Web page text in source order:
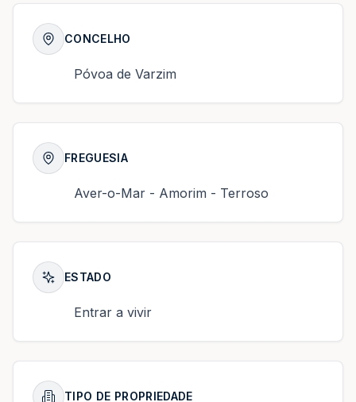
CONCELHO
Póvoa de Varzim
FREGUESIA
Aver-o-Mar - Amorim - Terroso
ESTADO
Entrar a vivir
TIPO DE PROPRIEDADE